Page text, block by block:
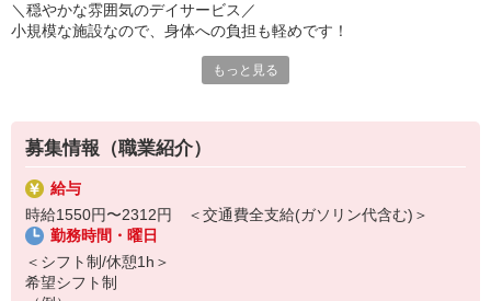
＼穏やかな雰囲気のデイサービス／
小規模な施設なので、身体への負担も軽めです！
・お散歩の付き添い など
日収例）
時給1,550円×実働8h＝12,400円
日勤のみで残業もほぼなし！
「来月には仕事を決めたい」などのご相談も大歓迎◎
まずはお気軽にお問い合わせください♪
もっと見る
募集情報（職業紹介）
給与
時給1550円〜2312円 ＜交通費全支給(ガソリン代含む)＞
勤務時間・曜日
＜シフト制/休憩1h＞
希望シフト制